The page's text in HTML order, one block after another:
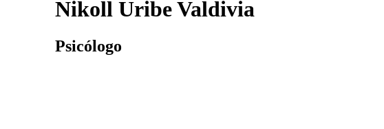
Nikoll Uribe Valdivia
Psicólogo